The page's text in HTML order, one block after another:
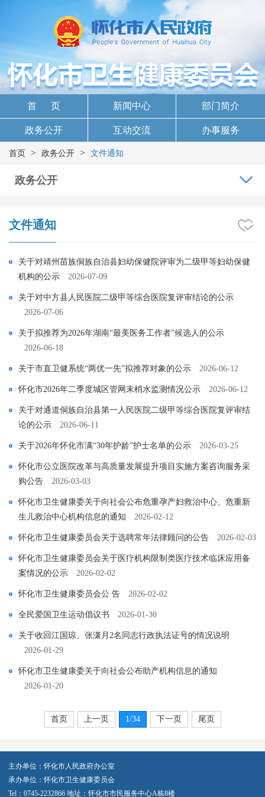
首 页 新闻中心 部门简介
政务公开 互动交流 办事服务
首页 > 政务公开 > 文件通知
政务公开
文件通知
关于对靖州苗族侗族自治县妇幼保健院评审为二级甲等妇幼保健
机构的公示
2026-07-09
关于对中方县人民医院二级甲等综合医院复评审结论的公示
2026-07-06
关于拟推荐为2026年湖南“最美医务工作者”候选人的公示
2026-06-18
关于市直卫健系统“两优一先”拟推荐对象的公示 2026-06-12
怀化市2026年二季度城区管网末梢水监测情况公示 2026-06-12
关于对通道侗族自治县第一人民医院二级甲等综合医院复评审结
论的公示
2026-06-11
关于2026年怀化市满“30年护龄”护士名单的公示 2026-03-25
怀化市公立医院改革与高质量发展提升项目实施方案咨询服务采
购公告
2026-03-03
怀化市卫生健康委关于向社会公布危重孕产妇救治中心、危重新
生儿救治中心机构信息的通知
2026-02-12
怀化市卫生健康委员会关于选聘常年法律顾问的公告 2026-02-03
怀化市卫生健康委员会关于医疗机构限制类医疗技术临床应用备
案情况的公示
2026-02-02
怀化市卫生健康委员会公 告 2026-02-02
全民爱国卫生运动倡议书 2026-01-30
关于收回江国琼、张潇月2名同志行政执法证号的情况说明
2026-01-29
怀化市卫生健康委关于向社会公布助产机构信息的通知
2026-01-20
首页 上一页 1/34 下一页 尾页
主办单位：怀化市人民政府办公室
承办单位：怀化市卫生健康委员会
Tel：0745-2232866 地址：怀化市市民服务中心A栋8楼